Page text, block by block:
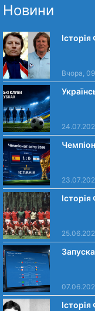
Новини
Вчора,